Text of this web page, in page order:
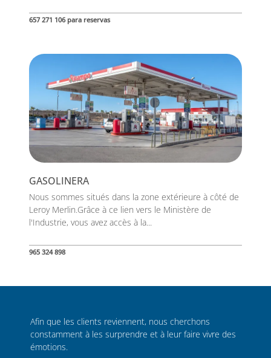
657 271 106 para reservas
GASOLINERA
Nous sommes situés dans la zone extérieure à côté de
Leroy Merlin.Grâce à ce lien vers le Ministère de
l'Industrie, vous avez accès à la...
965 324 898
Afin que les clients reviennent, nous cherchons
constamment à les surprendre et à leur faire vivre des
émotions.